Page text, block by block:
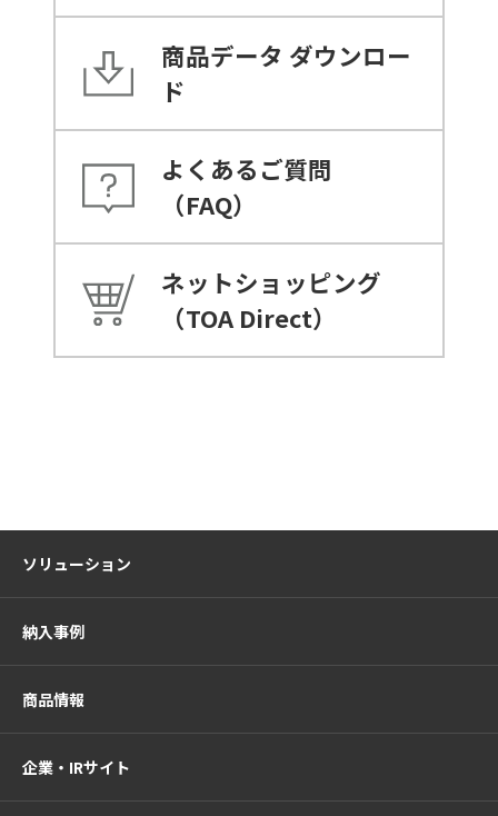
商品データ ダウンロー
ド
よくあるご質問
（FAQ）
ネットショッピング
（TOA Direct）
ソリューション
納入事例
商品情報
企業・IRサイト